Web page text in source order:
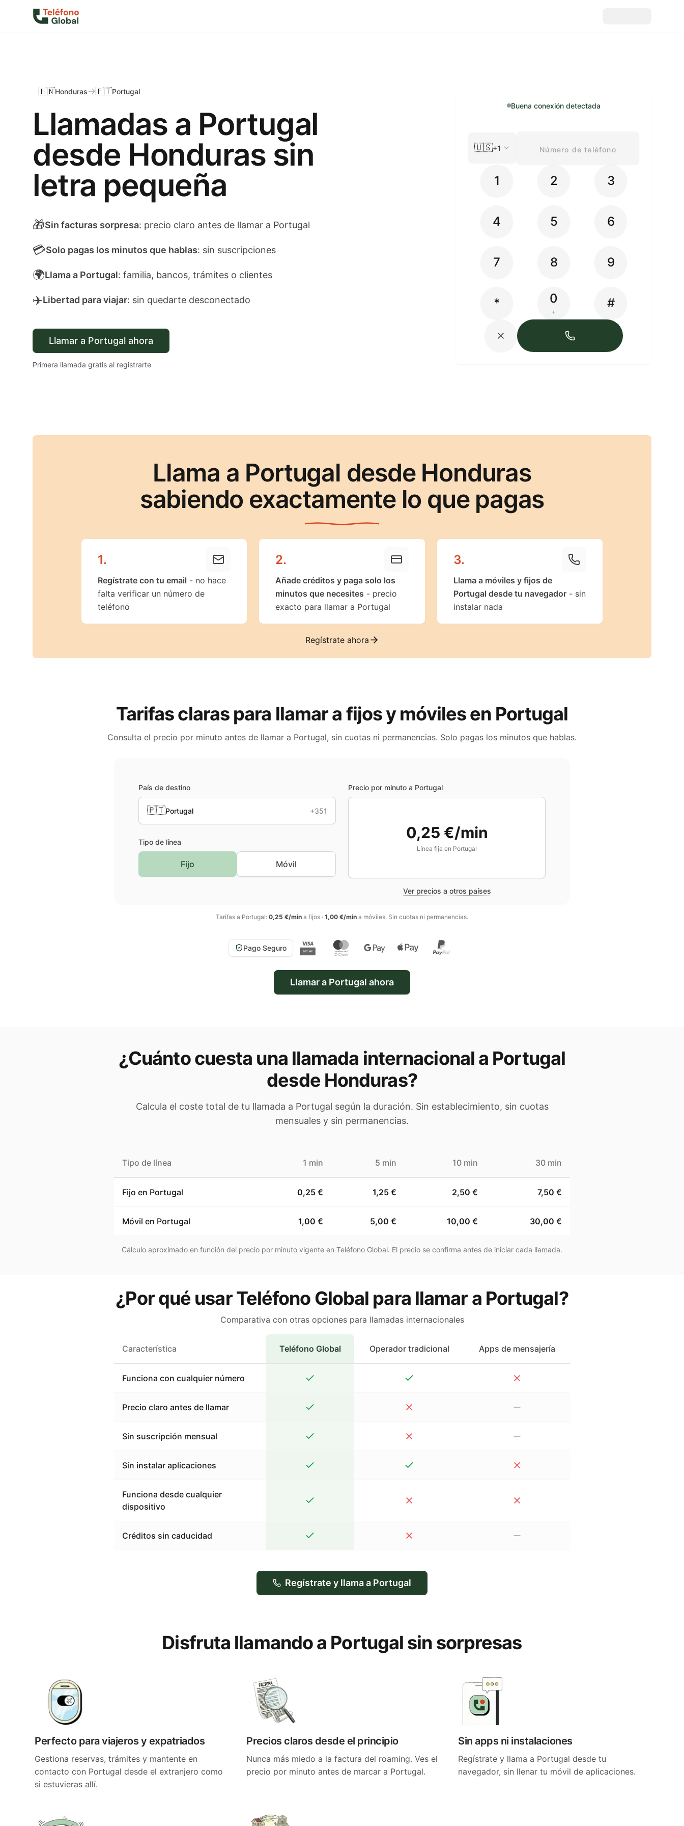
Llamadas a Portugal
desde Honduras sin
letra pequeña
🇭🇳Honduras 🇵🇹Portugal
🎁Sin facturas sorpresa: precio claro antes de llamar a Portugal
💳Solo pagas los minutos que hablas: sin suscripciones
🌍Llama a Portugal: familia, bancos, trámites o clientes
✈️Libertad para viajar: sin quedarte desconectado
Llamar a Portugal ahora
Primera llamada gratis al registrarte
Buena conexión detectada
🇺🇸+1
1 2 3
4 5 6
7 8 9
* 0
+
#
Llama a Portugal desde Honduras
sabiendo exactamente lo que pagas
1.
Regístrate con tu email - no hace
falta verificar un número de
teléfono
2.
Añade créditos y paga solo los
minutos que necesites - precio
exacto para llamar a Portugal
3.
Llama a móviles y fijos de
Portugal desde tu navegador- sin
instalar nada
Regístrate ahora
Tarifas claras para llamar a fijos y móviles en Portugal
Consulta el precio por minuto antes de llamar a Portugal, sin cuotas ni permanencias. Solo pagas los minutos que hablas.
País de destino
🇵🇹Portugal +351
Tipo de línea
Fijo Móvil
Precio por minuto a Portugal
0,25 €/min
Línea fija en Portugal
Ver precios a otros países
Tarifas a Portugal: 0,25 €/min a fijos · 1,00 €/min a móviles. Sin cuotas ni permanencias.
Pago Seguro
Llamar a Portugal ahora
¿Cuánto cuesta una llamada internacional a Portugal
desde Honduras?
Calcula el coste total de tu llamada a Portugal según la duración. Sin establecimiento, sin cuotas
mensuales y sin permanencias.
Tipo de línea 1 min 5 min 10 min 30 min
Fijo en Portugal 0,25 € 1,25 € 2,50 € 7,50 €
Móvil en Portugal 1,00 € 5,00 € 10,00 € 30,00 €
Cálculo aproximado en función del precio por minuto vigente en Teléfono Global. El precio se confirma antes de iniciar cada llamada.
¿Por qué usar Teléfono Global para llamar a Portugal?
Comparativa con otras opciones para llamadas internacionales
Característica Teléfono Global Operador tradicional Apps de mensajería
Funciona con cualquier número
Precio claro antes de llamar
Sin suscripción mensual
Sin instalar aplicaciones
Funciona desde cualquier
dispositivo
Créditos sin caducidad
Regístrate y llama a Portugal
Disfruta llamando a Portugal sin sorpresas
Perfecto para viajeros y expatriados
Gestiona reservas, trámites y mantente en
contacto con Portugal desde el extranjero como
si estuvieras allí.
Precios claros desde el principio
Nunca más miedo a la factura del roaming. Ves el
precio por minuto antes de marcar a Portugal.
Sin apps ni instalaciones
Regístrate y llama a Portugal desde tu
navegador, sin llenar tu móvil de aplicaciones.